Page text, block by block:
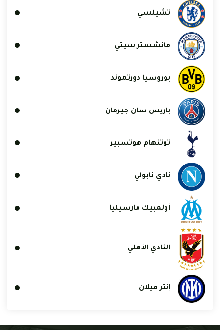
تشيلسي
مانشستر سيتي
بوروسيا دورتموند
باريس سان جيرمان
توتنهام هوتسبير
نادي نابولي
أولمبيك مارسيليا
النادي الأهلي
إنتر ميلان